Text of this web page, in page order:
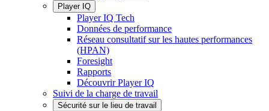
Player IQ
Player IQ Tech
Données de performance
Réseau consultatif sur les hautes performances
(HPAN)
Foresight
Rapports
Découvrir Player IQ
Suivi de la charge de travail
Sécurité sur le lieu de travail